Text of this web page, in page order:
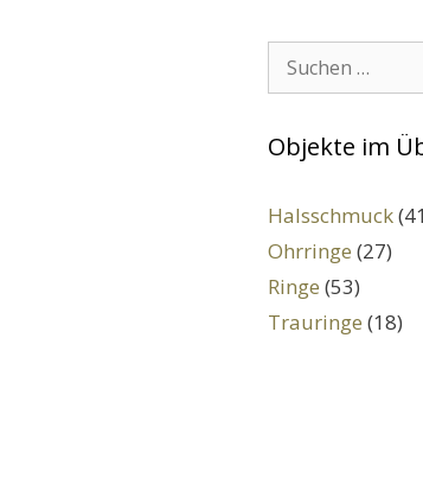
Suchen:
Objekte im
Halsschmuck
Ohrringe (27)
Ringe (53)
Trauringe (18)